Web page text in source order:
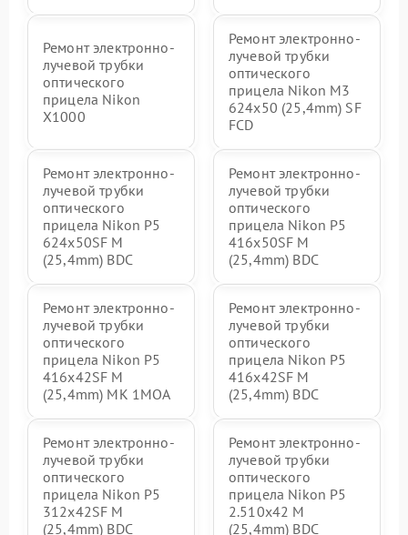
Ремонт электронно-
лучевой трубки
оптического
прицела Nikon
X1000
Ремонт электронно-
лучевой трубки
оптического
прицела Nikon M3
624x50 (25,4mm) SF
FCD
Ремонт электронно-
лучевой трубки
оптического
прицела Nikon P5
624x50SF M
(25,4mm) BDC
Ремонт электронно-
лучевой трубки
оптического
прицела Nikon P5
416x50SF M
(25,4mm) BDC
Ремонт электронно-
лучевой трубки
оптического
прицела Nikon P5
416x42SF M
(25,4mm) MK 1MOA
Ремонт электронно-
лучевой трубки
оптического
прицела Nikon P5
416x42SF M
(25,4mm) BDC
Ремонт электронно-
лучевой трубки
оптического
прицела Nikon P5
312x42SF M
(25,4mm) BDC
Ремонт электронно-
лучевой трубки
оптического
прицела Nikon P5
2.510x42 M
(25,4mm) BDC